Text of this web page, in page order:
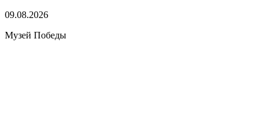
09.08.2026
Музей Победы